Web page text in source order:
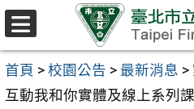
跳至主要內容區
首頁 > 校園公告 > 最新消息 >
互動我和你實體及線上系列
選
單